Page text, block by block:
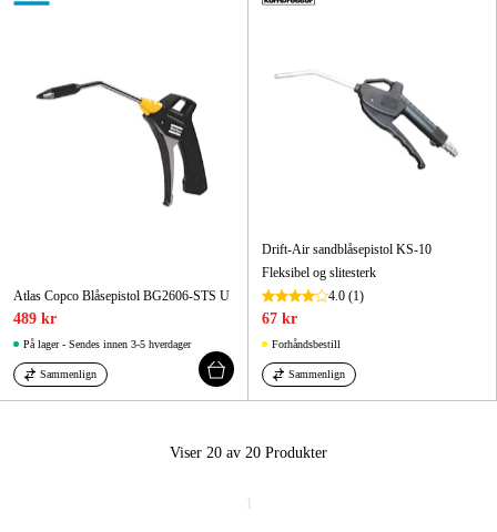
Atlas Copco Blåsepistol BG2606-STS U
489 kr
På lager - Sendes innen 3-5 hverdager
Sammenlign
Drift-Air sandblåsepistol KS-10
Fleksibel og slitesterk
4.0 (1)
67 kr
Forhåndsbestill
Sammenlign
Viser 20 av 20 Produkter